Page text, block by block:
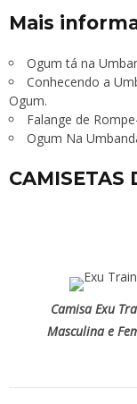
Mais
Ogum tá na
Conhecendo a
Ogum.
Falange de
Ogum Na
CAMISETAS
Camisa Exu
Masculina e